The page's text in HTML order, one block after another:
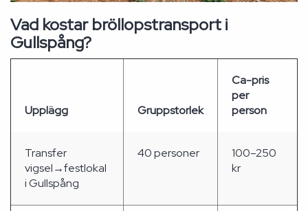
Vad kostar bröllopstransport i
Gullspång?
Upplägg Gruppstorlek
Ca-pris
per
person
Transfer
vigsel→festlokal
i Gullspång
40 personer
100–250
kr